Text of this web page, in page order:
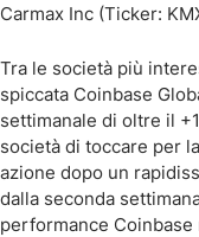
Carmax Inc (Ticker:
Tra le società più
spiccata Coinbase
settimanale di oltre il
società di toccare per
azione dopo un
dalla seconda
performance Coinbase